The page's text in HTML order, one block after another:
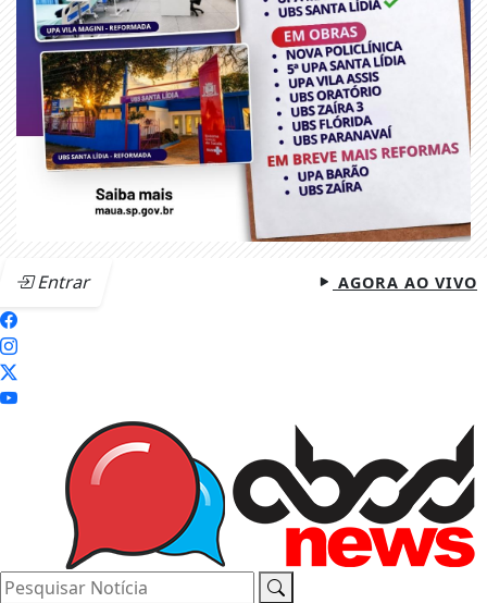
Entrar AGORA AO VIVO
Pesquisar Notícia